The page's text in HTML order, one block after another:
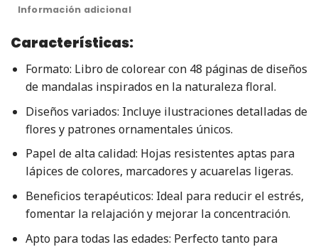
Información adicional
Características:
Formato: Libro de colorear con 48 páginas de diseños
de mandalas inspirados en la naturaleza floral.
Diseños variados: Incluye ilustraciones detalladas de
flores y patrones ornamentales únicos.
Papel de alta calidad: Hojas resistentes aptas para
lápices de colores, marcadores y acuarelas ligeras.
Beneficios terapéuticos: Ideal para reducir el estrés,
fomentar la relajación y mejorar la concentración.
Apto para todas las edades: Perfecto tanto para